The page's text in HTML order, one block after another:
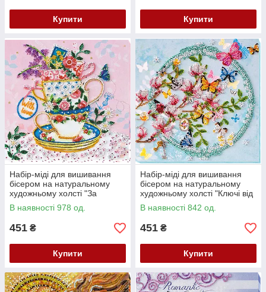
Купити Купити
Набір-міді для вишивання
бісером на натуральному
художньому холсті "За
чашкою чаю" Абрис Арт AMB-
019
В наявності 978 од.
451 ₴
Купити
Набір-міді для вишивання
бісером на натуральному
художньому холсті "Ключі від
весни" Абрис Арт AMB-020
В наявності 842 од.
451 ₴
Купити